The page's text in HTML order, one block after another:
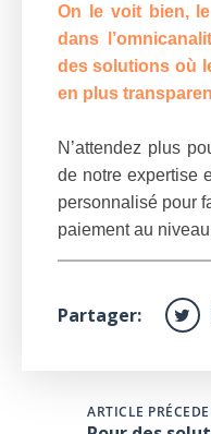
On le voit bien,
dans
des solutions où
en plus
N’attendez plus
de notre expertise
personnalisé pour
paiement au
Partager:
ARTICLE